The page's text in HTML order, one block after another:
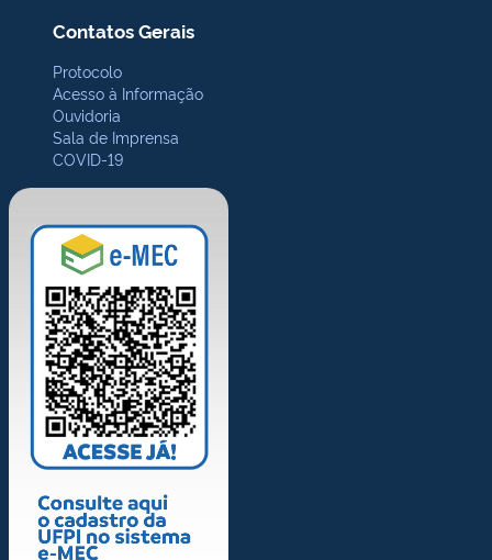
Contatos Gerais
Protocolo
Acesso à Informação
Ouvidoria
Sala de Imprensa
COVID-19